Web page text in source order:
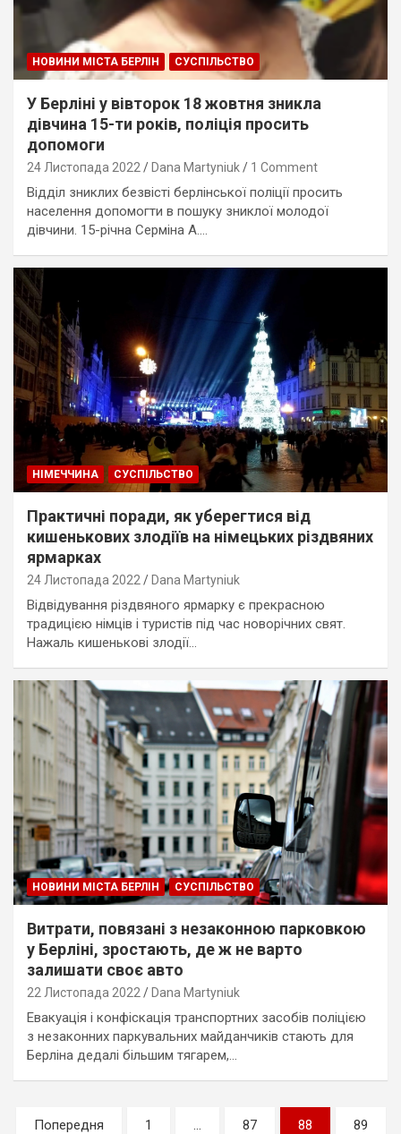
НОВИНИ МІСТА БЕРЛІН СУСПІЛЬСТВО
У Берліні у вівторок 18 жовтня зникла
дівчина 15-ти років, поліція просить
допомоги
24 Листопада 2022 Dana Martyniuk 1 Comment
Відділ зниклих безвісті берлінської поліції просить
населення допомогти в пошуку зниклої молодої
дівчини. 15-річна Серміна А.…
НІМЕЧЧИНА СУСПІЛЬСТВО
Практичні поради, як уберегтися від
кишенькових злодіїв на німецьких різдвяних
ярмарках
24 Листопада 2022 Dana Martyniuk
Відвідування різдвяного ярмарку є прекрасною
традицією німців і туристів під час новорічних свят.
Нажаль кишенькові злодії…
НОВИНИ МІСТА БЕРЛІН СУСПІЛЬСТВО
Витрати, повязані з незаконною парковкою
у Берліні, зростають, де ж не варто
залишати своє авто
22 Листопада 2022 Dana Martyniuk
Евакуація і конфіскація транспортних засобів поліцією
з незаконних паркувальних майданчиків стають для
Берліна дедалі більшим тягарем,…
Пагінація
Попередня 1 … 87 88 89